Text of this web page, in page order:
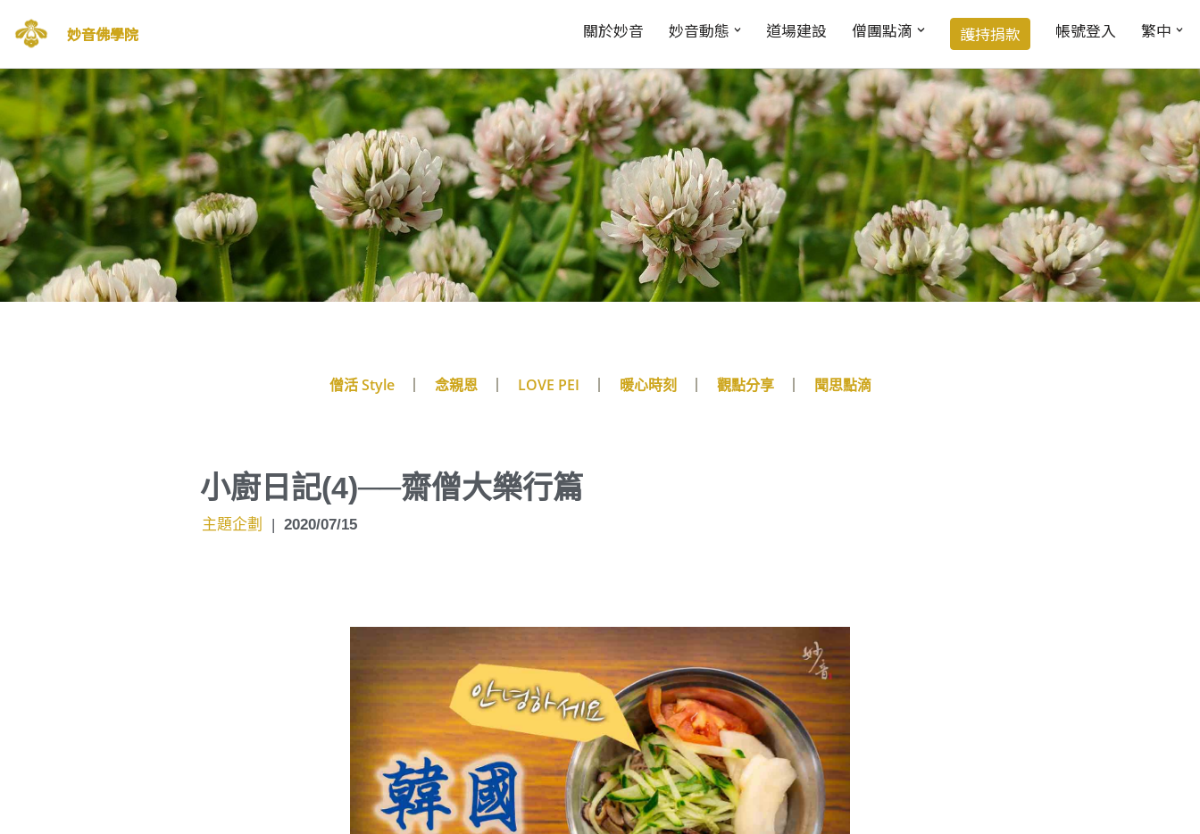
Skip
to
content
妙音佛學院 關於妙音 妙音動態 道場建設 僧團點滴 護持捐款 帳號登入 繁中
僧活 Style 念親恩 LOVE PEI 暖心時刻 觀點分享 聞思點滴
小廚日記(4)──齋僧大樂行篇
主題企劃 | 2020/07/15